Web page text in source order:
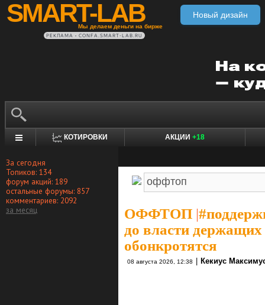
SMART-LAB
Мы делаем деньги на бирже
Новый дизайн
РЕКЛАМА • CONFA.SMART-LAB.RU
КОТИРОВКИ АКЦИИ +18
За сегодня
Топиков: 134
форум акций: 189
остальные форумы: 857
комментариев: 2092
за месяц
ОФФТОП |
до власти
обонкротятся
08 августа 2026, 12:38 Кекиус